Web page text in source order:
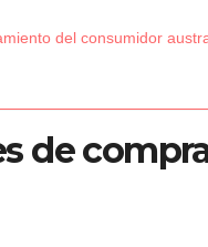
del consumidor
de